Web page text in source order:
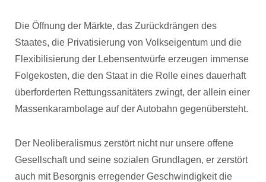
Die Öffnung der Märkte, das Zurückdrängen des
Staates, die Privatisierung von Volkseigentum und die
Flexibilisierung der Lebensentwürfe erzeugen immense
Folgekosten, die den Staat in die Rolle eines dauerhaft
überforderten Rettungssanitäters zwingt, der allein einer
Massenkarambolage auf der Autobahn gegenübersteht.
Der Neoliberalismus zerstört nicht nur unsere offene
Gesellschaft und seine sozialen Grundlagen, er zerstört
auch mit Besorgnis erregender Geschwindigkeit die